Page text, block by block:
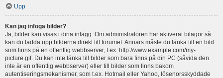
Upp
Kan jag infoga bilder?
Ja, bilder kan visas i dina inlägg. Om administratören har aktiverat bilagor så
kan du ladda upp bilderna direkt till forumet. Annars måste du länka till en bild
som finns på en offentlig webbserver, t.ex. http://www.example.com/my-
picture.gif. Du kan inte länka till bilder som bara finns på din PC (såvida den
inte är en offentlig webbserver) eller till bilder som finns bakom
autentiseringsmekanismer, som t.ex. Hotmail eller Yahoo, lösenorsskyddade